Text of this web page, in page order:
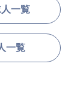
一覧
一覧